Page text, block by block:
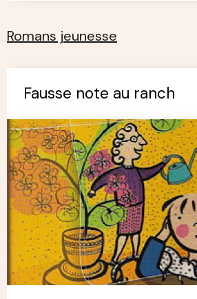
Romans jeunesse
Fausse note au ranch